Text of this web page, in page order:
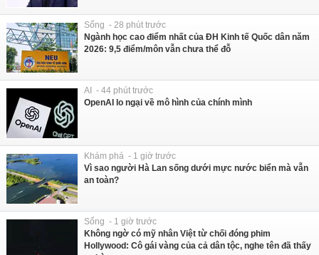
Sống - 28 phút trước
Ngành học cao điểm nhất của ĐH Kinh tế Quốc dân năm
2026: 9,5 điểm/môn vẫn chưa thể đỗ
AI - 44 phút trước
OpenAI lo ngại về mô hình của chính mình
Khám phá - 1 giờ trước
Vì sao người Hà Lan sống dưới mực nước biển mà vẫn
an toàn?
Sống - 1 giờ trước
Không ngờ có mỹ nhân Việt từ chối đóng phim
Hollywood: Cô gái vàng của cả dân tộc, nghe tên đã thấy